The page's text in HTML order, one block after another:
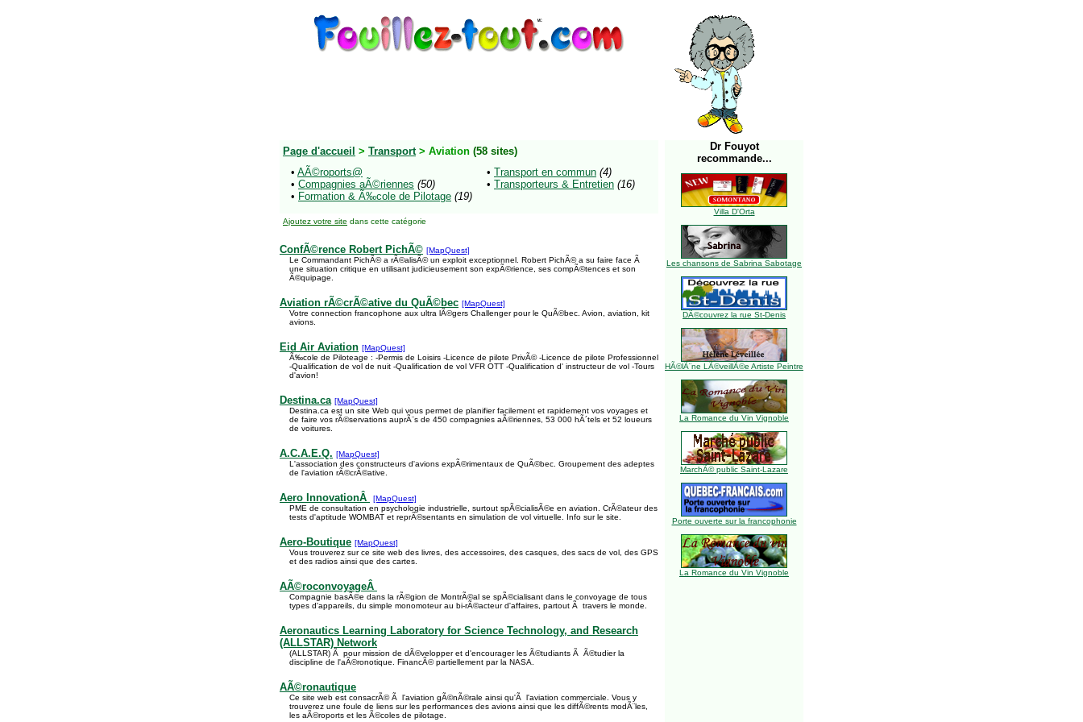
Page d'accueil > Transport> Aviation (58 sites)
• AÃ©roports@
• Compagnies aÃ©riennes (50)
• Formation & Ã‰cole de Pilotage (19)
• Transport en commun (4)
• Transporteurs & Entretien (16)
Ajoutez votre site dans cette catégorie
ConfÃ©rence Robert PichÃ© [MapQuest]
Le Commandant PichÃ© a rÃ©alisÃ© un exploit exceptionnel. Robert PichÃ© a su faire face Ã
une situation critique en utilisant judicieusement son expÃ©rience, ses compÃ©tences et son
Ã©quipage.
Aviation rÃ©crÃ©ative du QuÃ©bec [MapQuest]
Votre connection francophone aux ultra lÃ©gers Challenger pour le QuÃ©bec. Avion, aviation, kit
avions.
Eid Air Aviation [MapQuest]
Ã‰cole de Piloteage : -Permis de Loisirs -Licence de pilote PrivÃ© -Licence de pilote Professionnel
-Qualification de vol de nuit -Qualification de vol VFR OTT -Qualification d' instructeur de vol -Tours
d'avion!
Destina.ca [MapQuest]
Destina.ca est un site Web qui vous permet de planifier facilement et rapidement vos voyages et
de faire vos rÃ©servations auprÃ¨s de 450 compagnies aÃ©riennes, 53 000 hÃ´tels et 52 loueurs
de voitures.
A.C.A.E.Q. [MapQuest]
L'association des constructeurs d'avions expÃ©rimentaux de QuÃ©bec. Groupement des adeptes
de l'aviation rÃ©crÃ©ative.
Aero InnovationÂ
[MapQuest]
PME de consultation en psychologie industrielle, surtout spÃ©cialisÃ©e en aviation. CrÃ©ateur des
tests d'aptitude WOMBAT et reprÃ©sentants en simulation de vol virtuelle. Info sur le site.
Aero-Boutique [MapQuest]
Vous trouverez sur ce site web des livres, des accessoires, des casques, des sacs de vol, des GPS
et des radios ainsi que des cartes.
AÃ©roconvoyageÂ
Compagnie basÃ©e dans la rÃ©gion de MontrÃ©al se spÃ©cialisant dans le convoyage de tous
types d'appareils, du simple monomoteur au bi-rÃ©acteur d'affaires, partout Ã travers le monde.
Aeronautics Learning Laboratory for Science Technology, and Research
(ALLSTAR) Network
(ALLSTAR) Ã pour mission de dÃ©velopper et d'encourager les Ã©tudiants Ã Ã©tudier la
discipline de l'aÃ©ronotique. FinancÃ© partiellement par la NASA.
AÃ©ronautique
Ce site web est consacrÃ© Ã l'aviation gÃ©nÃ©rale ainsi qu'Ã l'aviation commerciale. Vous y
trouverez une foule de liens sur les performances des avions ainsi que les diffÃ©rents modÃ¨les,
les aÃ©roports et les Ã©coles de pilotage.
Dr Fouyot
recommande...
Villa D'Orta
Les chansons de Sabrina Sabotage
DÃ©couvrez la rue St-Denis
HÃ©lÃ¨ne LÃ©veillÃ©e Artiste Peintre
La Romance du Vin Vignoble
MarchÃ© public Saint-Lazare
Porte ouverte sur la francophonie
La Romance du Vin Vignoble